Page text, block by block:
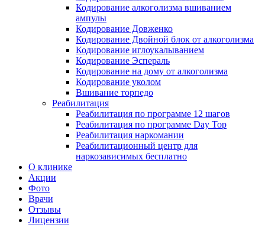
Кодирование алкоголизма вшиванием
ампулы
Кодирование Довженко
Кодирование Двойной блок от алкоголизма
Кодирование иглоукалыванием
Кодирование Эспераль
Кодирование на дому от алкоголизма
Кодирование уколом
Вшивание торпедо
Реабилитация
Реабилитация по программе 12 шагов
Реабилитация по программе Day Top
Реабилитация наркомании
Реабилитационный центр для
наркозависимых бесплатно
О клинике
Акции
Фото
Врачи
Отзывы
Лицензии